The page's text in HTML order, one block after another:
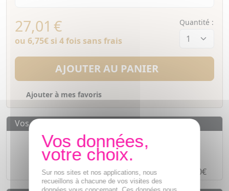
27,01 €
ou 6,75€ si 4 fois sans frais
Quantité :
AJOUTER AU PANIER
Ajouter à mes favoris
Vos avantages
Des prixIMBATTABLES
Paiement en ligneSÉCURISÉ
Paiement en4 fois sans fraisà partir de 30€
Sur nos sites et nos applications, nous
recueillons à chacune de vos visites des
données vous concernant. Ces données nous